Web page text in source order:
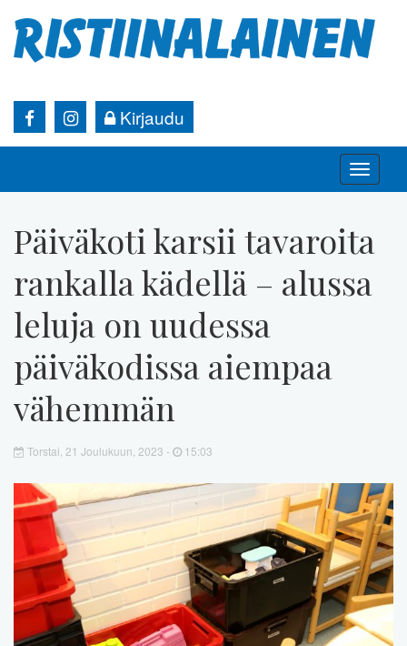
Kirjaudu
Toggle
Päiväkoti karsii tavaroita
rankalla kädellä – alussa
leluja on uudessa
päiväkodissa aiempaa
vähemmän
Torstai, 21 Joulukuun, 2023 - 15:03